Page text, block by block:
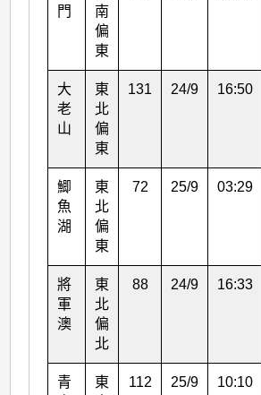
門
南
偏
東
大
老
山
東
北
偏
東
131 24/9 16:50
鯽
魚
湖
東
北
偏
東
72 25/9 03:29
將
軍
澳
東
北
偏
北
88 24/9 16:33
青
東
112 25/9 10:10